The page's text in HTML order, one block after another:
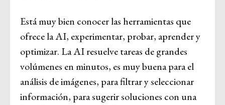
Está muy bien conocer las herramientas que
ofrece la AI, experimentar, probar, aprender y
optimizar. La AI resuelve tareas de grandes
volúmenes en minutos, es muy buena para el
análisis de imágenes, para filtrar y seleccionar
información, para sugerir soluciones con una